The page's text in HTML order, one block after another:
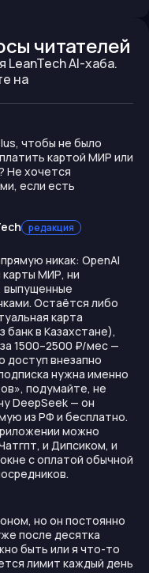
читателей
LeanTech AI-хаба.
на
чтобы не было
картой МИР или
Не хочется
если есть
редакция
никак: OpenAI
карты МИР, ни
выпущенные
Остаётся либо
карта
банк в Казахстане),
1500–2500 ₽/мес —
доступ внезапно
нужна именно
подумайте, не
DeepSeek — он
из РФ и бесплатно.
можно
и Дипсиком, и
с оплатой обычной
но он постоянно
после десятка
быть или я что-то
лимит каждый день